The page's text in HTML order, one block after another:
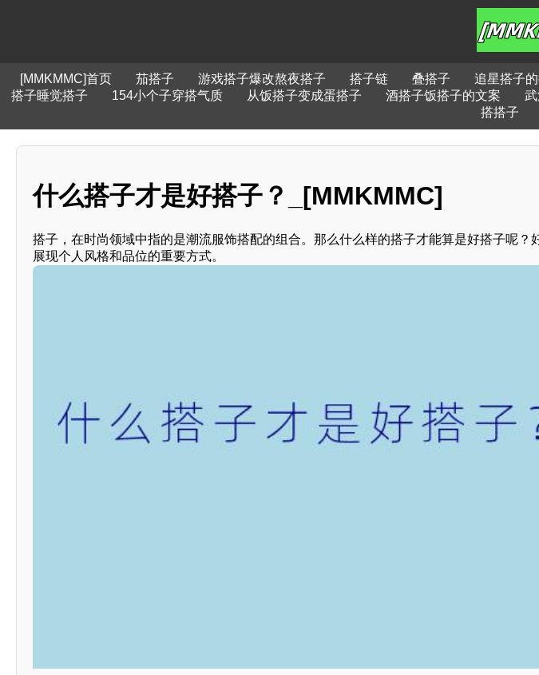
[MMKMMC]首页 茄搭子 游戏搭子爆改熬夜搭子 搭子链 叠搭子 追星搭子
搭子睡觉搭子
154小个子穿搭气质 从饭搭子变成蛋搭子 酒搭子饭搭子的文案
搭搭子
什么搭子才是好搭子？_[MMKMMC]
搭子，在时尚领域中指的是潮流服饰搭配的组合。那么什么样的搭子才能算是好搭子呢？
展现个人风格和品位的重要方式。